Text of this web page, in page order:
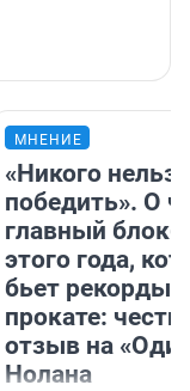
МНЕНИЕ
«Никого нельзя
победить». О
главный
этого года,
бьет рекорды в
прокате:
отзыв на
Нолана